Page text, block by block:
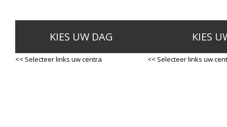
KIES UW DAG
<< Selecteer links uw centra
KIES
<< Selecteer links uw